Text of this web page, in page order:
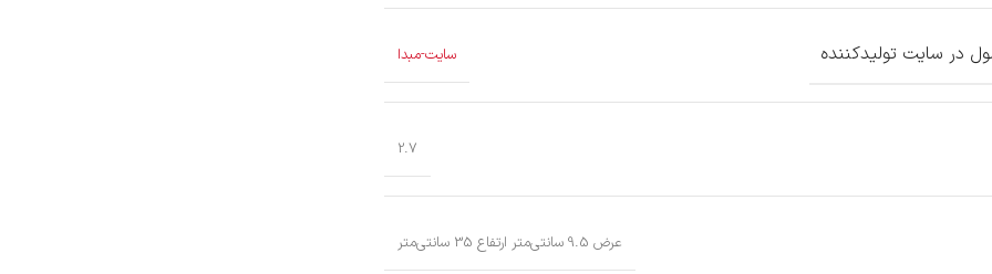
در سایت تولیدکننده سایت-مبدا
2.7
عرض 9.5 سانتی‌متر ارتفاع 35 سانتی‌متر